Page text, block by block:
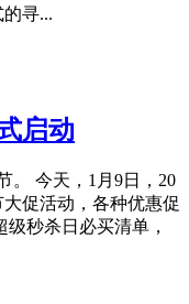
寻...
启动
。 今天，1月9日，20
促活动，各种优惠促
秒杀日必买清单，